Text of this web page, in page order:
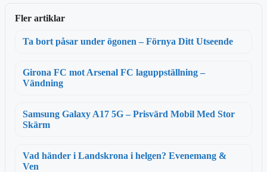
Fler artiklar
Ta bort påsar under ögonen – Förnya Ditt Utseende
Girona FC mot Arsenal FC laguppställning –
Vändning
Samsung Galaxy A17 5G – Prisvärd Mobil Med Stor
Skärm
Vad händer i Landskrona i helgen? Evenemang &
Ven